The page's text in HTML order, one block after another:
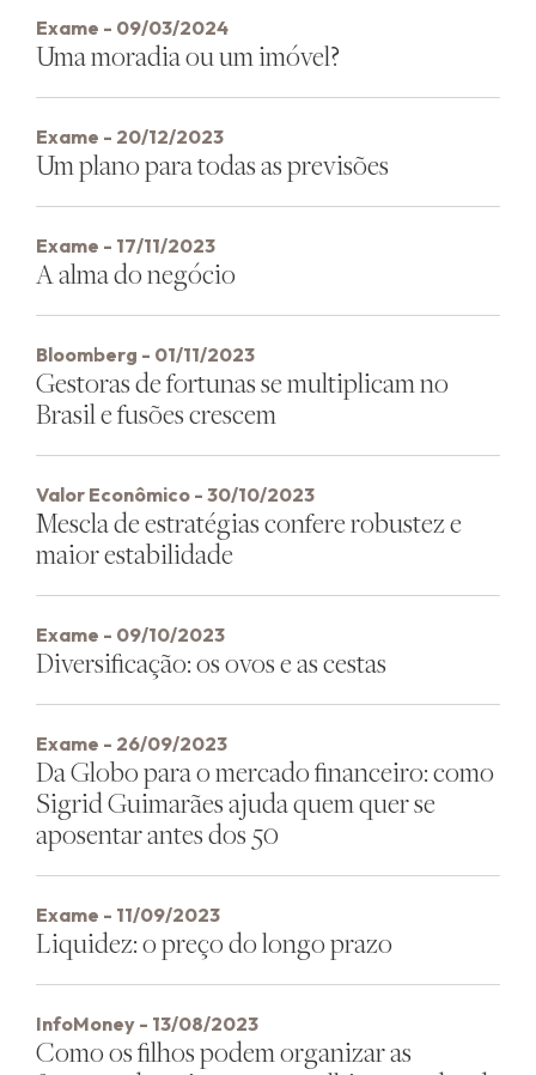
Exame - 09/03/2024
Uma moradia ou um imóvel?
Exame - 20/12/2023
Um plano para todas as previsões
Exame - 17/11/2023
A alma do negócio
Bloomberg - 01/11/2023
Gestoras de fortunas se multiplicam no
Brasil e fusões crescem
Valor Econômico - 30/10/2023
Mescla de estratégias confere robustez e
maior estabilidade
Exame - 09/10/2023
Diversificação: os ovos e as cestas
Exame - 26/09/2023
Da Globo para o mercado financeiro: como
Sigrid Guimarães ajuda quem quer se
aposentar antes dos 50
Exame - 11/09/2023
Liquidez: o preço do longo prazo
InfoMoney - 13/08/2023
Como os filhos podem organizar as